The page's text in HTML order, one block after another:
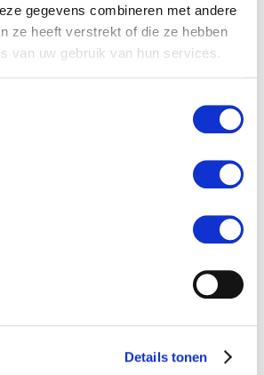
gegevens combineren met andere
ze heeft verstrekt of die ze hebben
van uw gebruik van hun services.
Details tonen